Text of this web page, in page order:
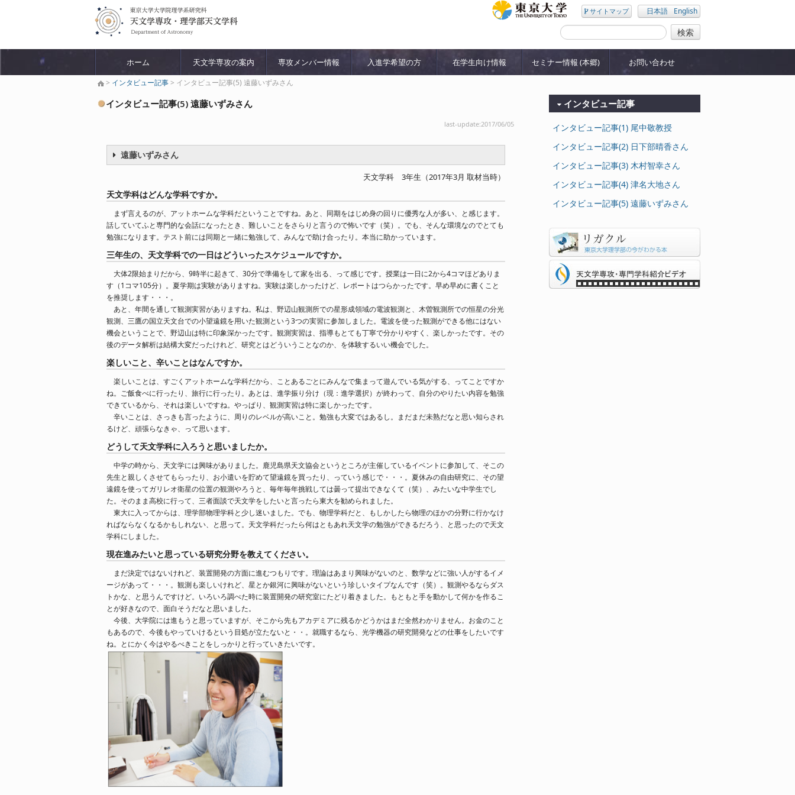
サイトマップ 日本語 English
ホーム 天文学専攻の案内 専攻メンバー情報 入進学希望の方 在学生向け情報 セミナー情報 (本郷) お問い合わせ
> インタビュー記事> インタビュー記事(5) 遠藤いずみさん
インタビュー記事(5) 遠藤いずみさん
last-update:2017/06/05
遠藤いずみさん
天文学科 3年生（2017年3月 取材当時）
天文学科はどんな学科ですか。
まず言えるのが、アットホームな学科だということですね。あと、同期をはじめ身の回りに優秀な人が多い、と感じます。
話していてふと専門的な会話になったとき、難しいことをさらりと言うので怖いです（笑）。でも、そんな環境なのでとても
勉強になります。テスト前には同期と一緒に勉強して、みんなで助け合ったり。本当に助かっています。
三年生の、天文学科での一日はどういったスケジュールですか。
大体2限始まりだから、9時半に起きて、30分で準備をして家を出る、って感じです。授業は一日に2から4コマほどありま
す（1コマ105分）。夏学期は実験がありますね。実験は楽しかったけど、レポートはつらかったです。早め早めに書くこと
を推奨します・・・。
あと、年間を通して観測実習がありますね。私は、野辺山観測所での星形成領域の電波観測と、木曽観測所での恒星の分光
観測、三鷹の国立天文台での小望遠鏡を用いた観測という3つの実習に参加しました。電波を使った観測ができる他にはない
機会ということで、野辺山は特に印象深かったです。観測実習は、指導もとても丁寧で分かりやすく、楽しかったです。その
後のデータ解析は結構大変だったけれど、研究とはどういうことなのか、を体験するいい機会でした。
楽しいこと、辛いことはなんですか。
楽しいことは、すごくアットホームな学科だから、ことあるごとにみんなで集まって遊んでいる気がする、ってことですか
ね。ご飯食べに行ったり、旅行に行ったり。あとは、進学振り分け（現：進学選択）が終わって、自分のやりたい内容を勉強
できているから、それは楽しいですね。やっぱり、観測実習は特に楽しかったです。
辛いことは、さっきも言ったように、周りのレベルが高いこと。勉強も大変ではあるし。まだまだ未熟だなと思い知らされ
るけど、頑張らなきゃ、って思います。
どうして天文学科に入ろうと思いましたか。
中学の時から、天文学には興味がありました。鹿児島県天文協会というところが主催しているイベントに参加して、そこの
先生と親しくさせてもらったり、お小遣いを貯めて望遠鏡を買ったり、っていう感じで・・・。夏休みの自由研究に、その望
遠鏡を使ってガリレオ衛星の位置の観測やろうと、毎年毎年挑戦しては曇って提出できなくて（笑）、みたいな中学生でし
た。そのまま高校に行って、三者面談で天文学をしたいと言ったら東大を勧められました。
東大に入ってからは、理学部物理学科と少し迷いました。でも、物理学科だと、もしかしたら物理のほかの分野に行かなけ
ればならなくなるかもしれない、と思って。天文学科だったら何はともあれ天文学の勉強ができるだろう、と思ったので天文
学科にしました。
現在進みたいと思っている研究分野を教えてください。
まだ決定ではないけれど、装置開発の方面に進むつもりです。理論はあまり興味がないのと、数学などに強い人がするイメ
ージがあって・・・。観測も楽しいけれど、星とか銀河に興味がないという珍しいタイプなんです（笑）。観測やるならダス
トかな、と思うんですけど。いろいろ調べた時に装置開発の研究室にたどり着きました。もともと手を動かして何かを作るこ
とが好きなので、面白そうだなと思いました。
今後、大学院には進もうと思っていますが、そこから先もアカデミアに残るかどうかはまだ全然わかりません。お金のこと
もあるので、今後もやっていけるという目処が立たないと・・。就職するなら、光学機器の研究開発などの仕事をしたいです
ね。とにかく今はやるべきことをしっかりと行っていきたいです。
インタビュー記事
インタビュー記事(1) 尾中敬教授
インタビュー記事(2) 日下部晴香さん
インタビュー記事(3) 木村智幸さん
インタビュー記事(4) 津名大地さん
インタビュー記事(5) 遠藤いずみさん